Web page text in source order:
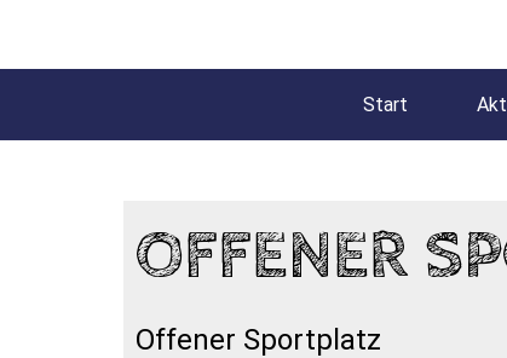
Start
OFFENER
Offener Sportplatz